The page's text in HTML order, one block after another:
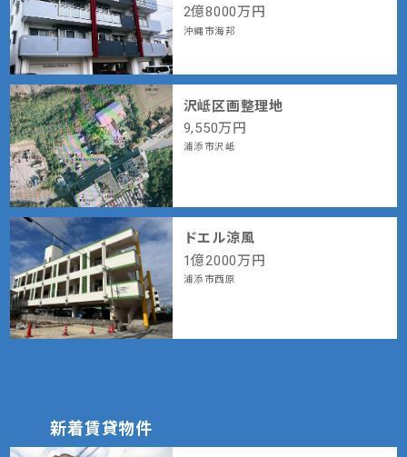
2億8000万円
沖縄市海邦
沢岻区画整理地
9,550万円
浦添市沢岻
ドエル涼風
1億2000万円
浦添市西原
新着賃貸物件